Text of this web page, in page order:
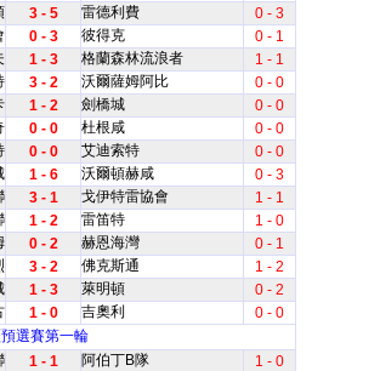
3 - 5 雷德利費
0 - 3
0 - 3 彼得克
0 - 1
1 - 3 格蘭森林流浪者
1 - 1
3 - 2 沃爾薩姆阿比
0 - 0
1 - 2 劍橋城
0 - 0
0 - 0 杜根咸
0 - 0
0 - 0 艾迪索特
0 - 0
1 - 6 沃爾頓赫咸
0 - 3
3 - 1 戈伊特雷協會
1 - 1
1 - 2 雷笛特
1 - 0
0 - 2 赫恩海灣
0 - 1
3 - 2 佛克斯通
1 - 2
1 - 3 萊明頓
0 - 2
1 - 0 吉奧利
0 - 0
選賽第一輪
1 - 1 阿伯丁B隊
1 - 0